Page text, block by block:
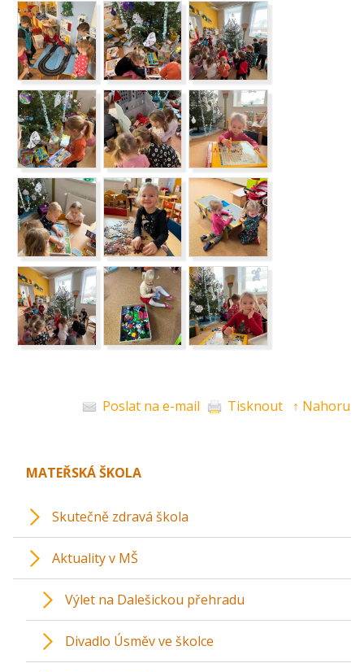
Poslat na e-mail Tisknout ↑ Nahoru
MATEŘSKÁ ŠKOLA
Skutečně zdravá škola
Aktuality v MŠ
Výlet na Dalešickou přehradu
Divadlo Úsměv ve školce